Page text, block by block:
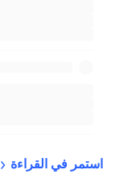
استمر في القراءة